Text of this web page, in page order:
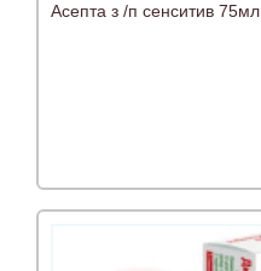
Асепта з /п сенситив 75мл